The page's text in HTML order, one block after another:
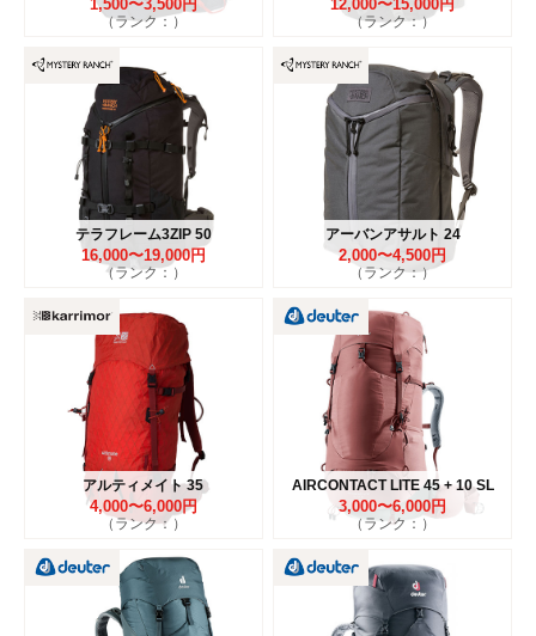
1,500〜3,500円
（ランク：）
12,000〜15,000円
（ランク：）
テラフレーム3ZIP 50
16,000〜19,000円
（ランク：）
アーバンアサルト 24
2,000〜4,500円
（ランク：）
アルティメイト 35
4,000〜6,000円
（ランク：）
AIRCONTACT LITE 45 + 10 SL
3,000〜6,000円
（ランク：）